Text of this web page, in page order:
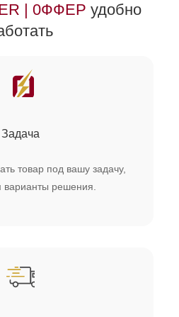
| 0ФФЕР удобно
Задача
товар под вашу задачу,
варианты решения.